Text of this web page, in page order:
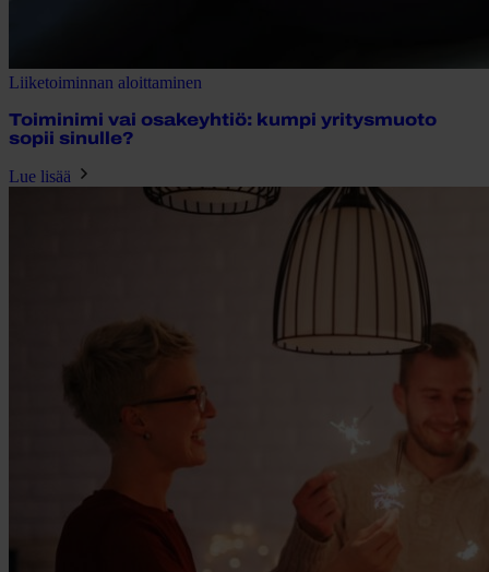
Liiketoiminnan aloittaminen
Toiminimi vai osakeyhtiö: kumpi yritysmuoto
sopii sinulle?
Lue lisää